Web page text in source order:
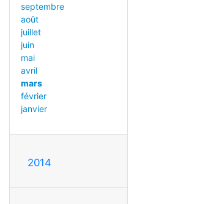
septembre
août
juillet
juin
mai
avril
mars
février
janvier
2014